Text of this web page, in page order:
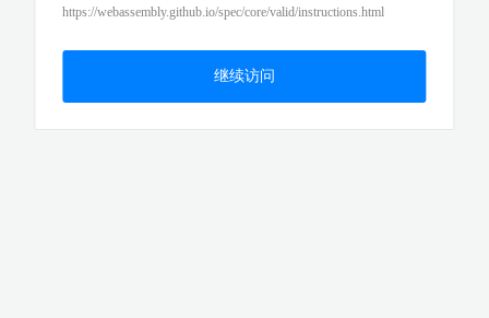
https://webassembly.github.io/spec/core/valid/instructions.html
继续访问